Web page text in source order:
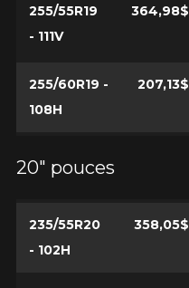
255/55R19
- 111V
364,98$
255/60R19 -
108H
207,13$
20" pouces
235/55R20
- 102H
358,05$